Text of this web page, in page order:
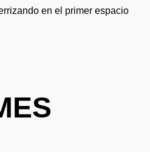
en el primer espacio